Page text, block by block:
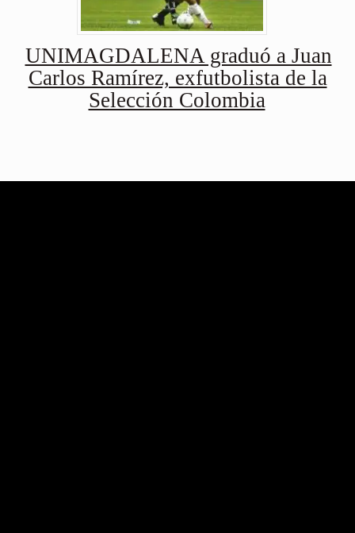
UNIMAGDALENA graduó a Juan
Carlos Ramírez, exfutbolista de la
Selección Colombia